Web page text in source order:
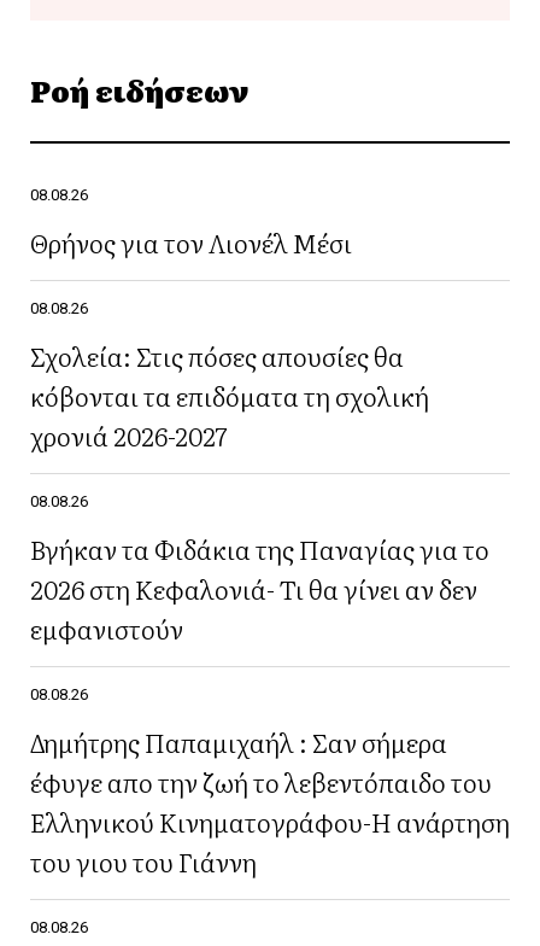
Ροή ειδήσεων
08.08.26
Θρήνος για τον Λιονέλ Μέσι
08.08.26
Σχολεία: Στις πόσες απουσίες θα
κόβονται τα επιδόματα τη σχολική
χρονιά 2026-2027
08.08.26
Βγήκαν τα Φιδάκια της Παναγίας για το
2026 στη Κεφαλονιά- Τι θα γίνει αν δεν
εμφανιστούν
08.08.26
Δημήτρης Παπαμιχαήλ : Σαν σήμερα
έφυγε απο την ζωή το λεβεντόπαιδο του
Ελληνικού Κινηματογράφου-Η ανάρτηση
του γιου του Γιάννη
08.08.26